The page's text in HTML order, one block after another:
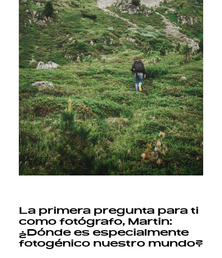
La primera pregunta para ti
como fotógrafo, Martin:
¿Dónde es especialmente
fotogénico nuestro mundo?